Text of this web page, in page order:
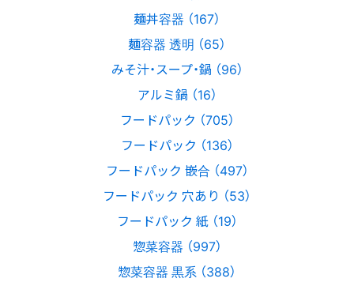
麺丼容器 （167）
麺容器 透明 （65）
みそ汁・スープ・鍋 （96）
アルミ鍋 （16）
フードパック （705）
フードパック （136）
フードパック 嵌合 （497）
フードパック 穴あり （53）
フードパック 紙 （19）
惣菜容器 （997）
惣菜容器 黒系 （388）